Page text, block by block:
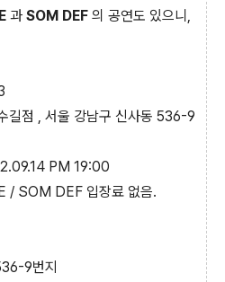
과 SOM DEF 의 공연도 있으니,
길점 , 서울 강남구 신사동 536-9
PM 19:00
/ SOM DEF 입장료 없음.
9번지